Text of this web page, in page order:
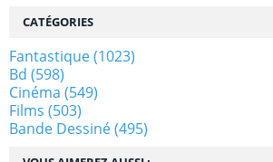
CATÉGORIES
Fantastique(1023)
Bd (598)
Cinéma (549)
Films (503)
Bande Dessiné(495)